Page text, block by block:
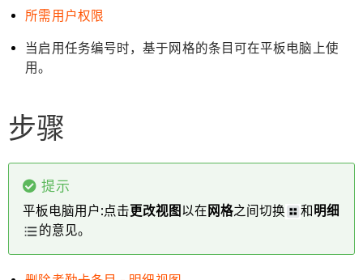
所需用户权限
当启用任务编号时，基于网格的条目可在平板电脑上使
用。
步骤
提示
平板电脑用户:点击更改视图 以在 网格之间切换 和明细
的意见。